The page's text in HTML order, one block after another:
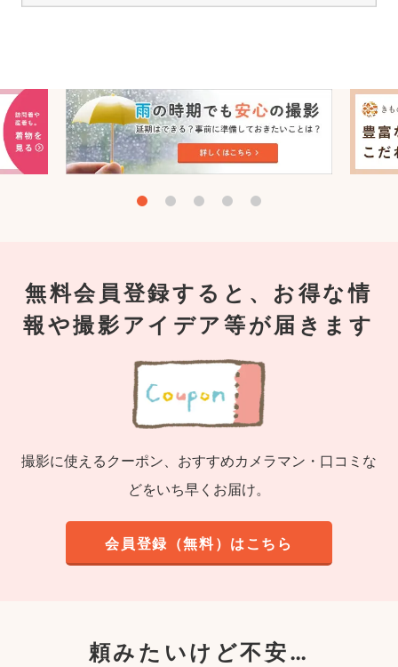
無料会員登録すると、お得な情
報や撮影アイデア等が届きます
撮影に使えるクーポン、おすすめカメラマン・口コミな
どをいち早くお届け。
会員登録（無料）はこちら
頼みたいけど不安…